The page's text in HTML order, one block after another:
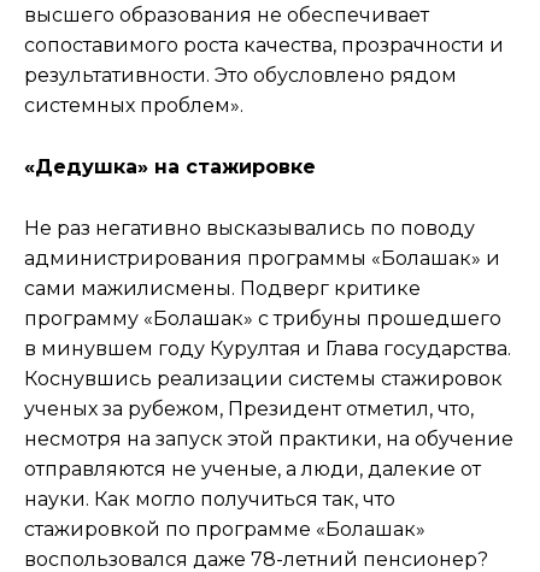
высшего образования не обеспечивает
сопоставимого роста качества, прозрачности и
результативности. Это обусловлено рядом
системных проблем».
«Дедушка» на стажировке
Не раз негативно высказывались по поводу
администрирования программы «Болашак» и
сами мажилисмены. Подверг критике
программу «Болашак» с трибуны прошедшего
в минувшем году Курултая и Глава государства.
Коснувшись реализации системы стажировок
ученых за рубежом, Президент отметил, что,
несмотря на запуск этой практики, на обучение
отправляются не ученые, а люди, далекие от
науки. Как могло получиться так, что
стажировкой по программе «Болашак»
воспользовался даже 78-летний пенсионер?